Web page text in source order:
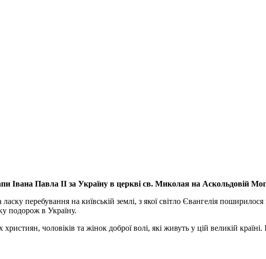
Івана Павла ІІ за Україну в церкві св. Миколая на Аскольдовій
перебування на київській землі, з якої світло Євангелія
подорож в Україну.
чоловіків та жінок доброї волі, які живуть у цій великій